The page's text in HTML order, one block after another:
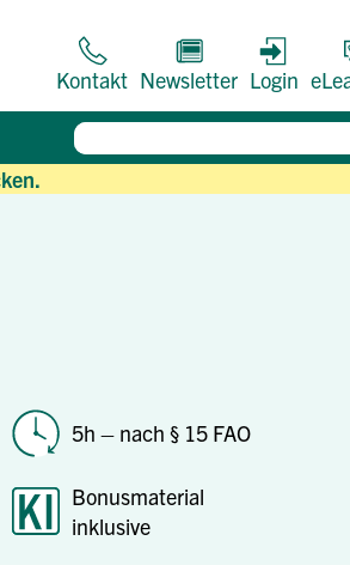
Kontakt Newsletter Login
5h – nach § 15 FAO
Bonusmaterial
inklusive